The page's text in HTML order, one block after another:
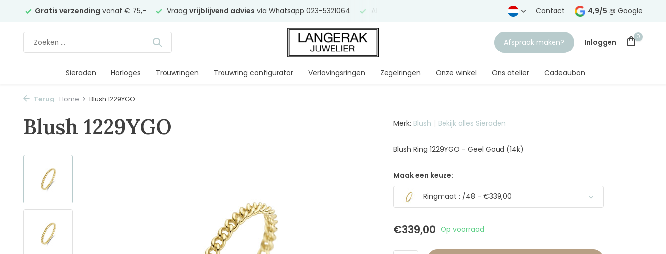
Gratis verzending vanaf € 75,- Vraag vrijblijvend advies via Whatsapp 023-5321064 Al Gratis verzending vanaf € 75,-
Contact 4,9/5 @ Google
Afspraak maken? Inloggen
0
Sieraden Horloges Trouwringen Trouwring configurator Verlovingsringen Zegelringen Onze winkel Ons atelier Cadeaubon
Terug Home Blush 1229YGO
Blush 1229YGO Merk: Blush Bekijk alles Sieraden
Blush Ring 1229YGO - Geel Goud (14k)
Maak een keuze:
Ringmaat : /48 - €339,00
€339,00 Op voorraad